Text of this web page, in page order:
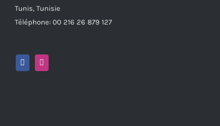
Tunis, Tunisie
Téléphone: 00 216 26 879 127